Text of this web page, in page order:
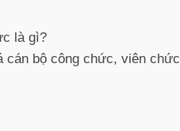
là gì?
cán bộ công chức, viên chức